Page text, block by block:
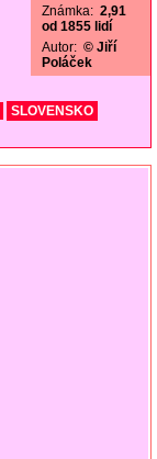
Známka: 2,91
od 1855 lidí
Autor: © Jiří
Poláček
SLOVENSKO